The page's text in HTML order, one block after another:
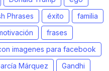
Phrases éxito
familia
frases
imagenes para facebook
Márquez
Gandhi